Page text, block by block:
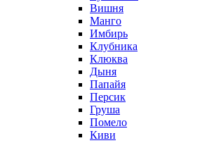
Вишня
Манго
Имбирь
Клубника
Клюква
Дыня
Папайя
Персик
Груша
Помело
Киви